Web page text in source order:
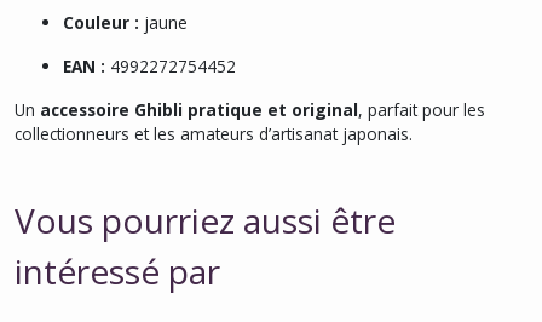
Couleur : jaune
EAN : 4992272754452
Un accessoire Ghibli pratique et original, parfait pour les
collectionneurs et les amateurs d’artisanat japonais.
Vous pourriez aussi être
intéressé par